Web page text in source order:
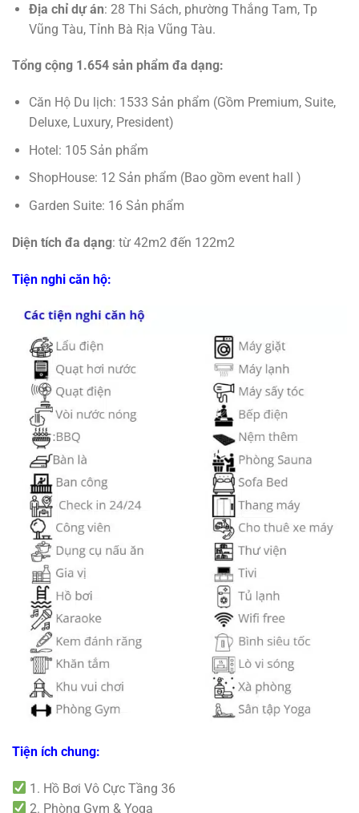
Địa chỉ dự án: 28 Thi Sách, phường Thắng Tam, Tp
Vũng Tàu, Tỉnh Bà Rịa Vũng Tàu.
Tổng cộng 1.654 sản phẩm đa dạng:
Căn Hộ Du lịch: 1533 Sản phẩm (Gồm Premium, Suite,
Deluxe, Luxury, President)
Hotel: 105 Sản phẩm
ShopHouse: 12 Sản phẩm (Bao gồm event hall )
Garden Suite: 16 Sản phẩm
Diện tích đa dạng: từ 42m2 đến 122m2
Tiện nghi căn hộ:
Tiện ích chung:
1. Hồ Bơi Vô Cực Tầng 36
2. Phòng Gym & Yoga